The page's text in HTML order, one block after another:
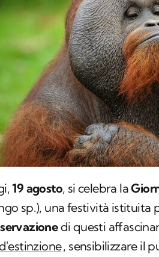
19 agosto, si celebra la
sp.), una festività istituita
di questi
, sensibilizzare il